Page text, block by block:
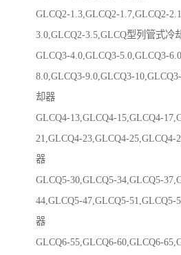
GLCQ2-1.3,GLCQ2-1.7,GLCQ2-
3.0,GLCQ2-3.5,GLCQ型列管式冷
GLCQ3-4.0,GLCQ3-5.0,GLCQ3-
8.0,GLCQ3-9.0,GLCQ3-
却器
GLCQ4-13,GLCQ4-15,GLCQ4-
21,GLCQ4-23,GLCQ4-
器
GLCQ5-30,GLCQ5-34,GLCQ5-
44,GLCQ5-47,GLCQ5-51,GLCQ5-
器
GLCQ6-55,GLCQ6-60,GLCQ6-